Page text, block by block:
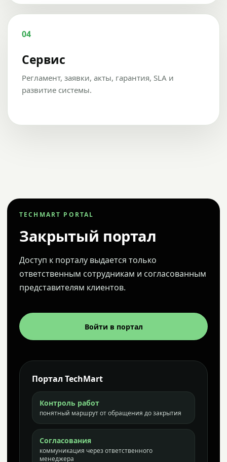
04
Сервис
Регламент, заявки, акты, гарантия, SLA и
развитие системы.
TECHMART PORTAL
Закрытый портал
Доступ к порталу выдается только
ответственным сотрудникам и согласованным
представителям клиентов.
Войти в портал
Портал TechMart
Контроль работ
понятный маршрут от обращения до закрытия
Согласования
коммуникация через ответственного
менеджера